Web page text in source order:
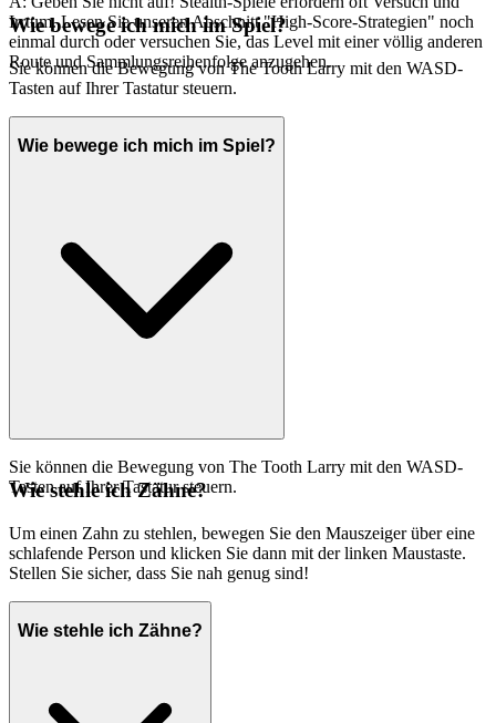
Irrtum. Lesen Sie unseren Abschnitt "High-Score-Strategien" noch
einmal durch oder versuchen Sie, das Level mit einer völlig anderen
Route und Sammlungsreihenfolge anzugehen.
Wie bewege ich mich im Spiel?
Sie können die Bewegung von The Tooth Larry mit den WASD-
Tasten auf Ihrer Tastatur steuern.
Wie bewege ich mich im Spiel?
Sie können die Bewegung von The Tooth Larry mit den WASD-
Tasten auf Ihrer Tastatur steuern.
Wie stehle ich Zähne?
Um einen Zahn zu stehlen, bewegen Sie den Mauszeiger über eine
schlafende Person und klicken Sie dann mit der linken Maustaste.
Stellen Sie sicher, dass Sie nah genug sind!
Wie stehle ich Zähne?